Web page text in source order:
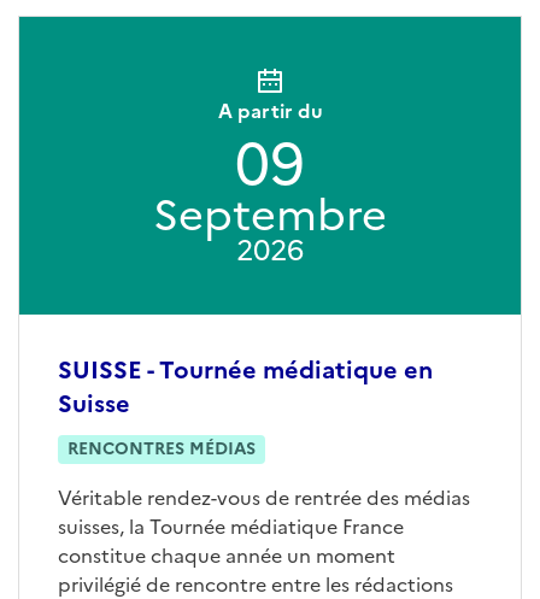
SUISSE - Tournée médiatique en
Suisse
RENCONTRES MÉDIAS
Véritable rendez-vous de rentrée des médias
suisses, la Tournée médiatique France
constitue chaque année un moment
privilégié de rencontre entre les rédactions
A partir du
09
Septembre
2026